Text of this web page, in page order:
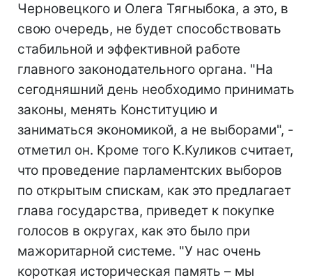
Черновецкого и Олега Тягныбока, а это, в
свою очередь, не будет способствовать
стабильной и эффективной работе
главного законодательного органа. "На
сегодняшний день необходимо принимать
законы, менять Конституцию и
заниматься экономикой, а не выборами", -
отметил он. Кроме того К.Куликов считает,
что проведение парламентских выборов
по открытым спискам, как это предлагает
глава государства, приведет к покупке
голосов в округах, как это было при
мажоритарной системе. "У нас очень
короткая историческая память – мы